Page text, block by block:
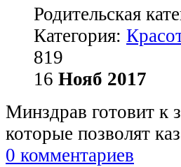
Родительская
Категория:
819
16 Нояб 2017
Минздрав готовит к
которые позволят
0 комментариев